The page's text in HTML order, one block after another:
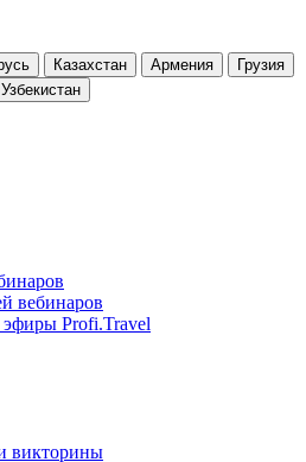
Казахстан Армения
Грузия
Узбекистан
вебинаров
Profi.Travel
викторины